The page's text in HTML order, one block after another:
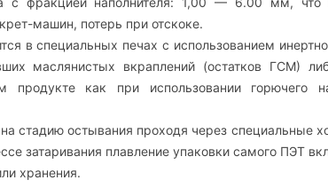
машин, потерь при отскоке.
в специальных печах с использованием
маслянистых вкраплений (остатков ГСМ)
продукте как при использовании горючего
стадию остывания проходя через специальные
затаривания плавление упаковки самого ПЭТ
хранения.